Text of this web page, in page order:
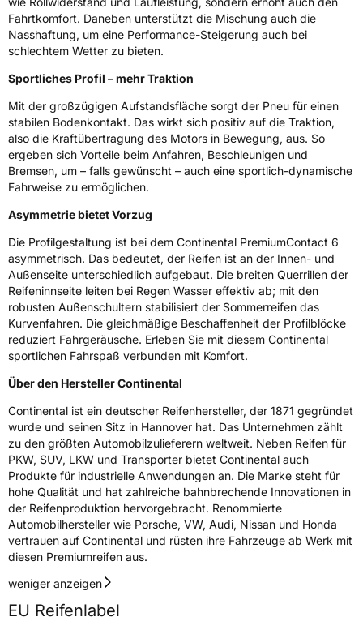
EisgripNein
EPREL ID482152
Allgemeine Produktsicherheit (GPSR)
HerstellerkontaktContinental Reifen Deutschland GmbH
Continental-Plaza 1 30173 Hannover
Deutschland,
customerservice_tires@conti.de
Fahrtkomfort. Daneben unterstützt die Mischung auch die
Nasshaftung, um eine Performance-Steigerung auch bei
schlechtem Wetter zu bieten.
Sportliches Profil – mehr Traktion
Mit der großzügigen Aufstandsfläche sorgt der Pneu für einen
stabilen Bodenkontakt. Das wirkt sich positiv auf die Traktion,
also die Kraftübertragung des Motors in Bewegung, aus. So
ergeben sich Vorteile beim Anfahren, Beschleunigen und
Bremsen, um – falls gewünscht – auch eine sportlich-dynamische
Fahrweise zu ermöglichen.
Asymmetrie bietet Vorzug
Die Profilgestaltung ist bei dem Continental PremiumContact 6
asymmetrisch. Das bedeutet, der Reifen ist an der Innen- und
Außenseite unterschiedlich aufgebaut. Die breiten Querrillen der
Reifeninnseite leiten bei Regen Wasser effektiv ab; mit den
robusten Außenschultern stabilisiert der Sommerreifen das
Kurvenfahren. Die gleichmäßige Beschaffenheit der Profilblöcke
reduziert Fahrgeräusche. Erleben Sie mit diesem Continental
sportlichen Fahrspaß verbunden mit Komfort.
Über den Hersteller Continental
Continental ist ein deutscher Reifenhersteller, der 1871 gegründet
wurde und seinen Sitz in Hannover hat. Das Unternehmen zählt
zu den größten Automobilzulieferern weltweit. Neben Reifen für
PKW, SUV, LKW und Transporter bietet Continental auch
Produkte für industrielle Anwendungen an. Die Marke steht für
hohe Qualität und hat zahlreiche bahnbrechende Innovationen in
der Reifenproduktion hervorgebracht. Renommierte
Automobilhersteller wie Porsche, VW, Audi, Nissan und Honda
vertrauen auf Continental und rüsten ihre Fahrzeuge ab Werk mit
diesen Premiumreifen aus.
weniger anzeigen
EU Reifenlabel